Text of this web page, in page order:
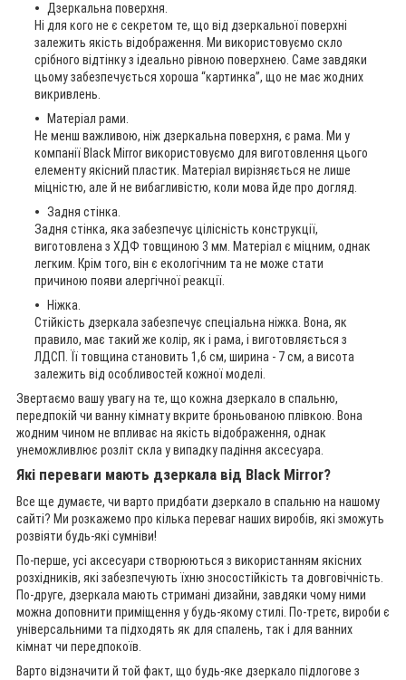
Дзеркальна поверхня.
Ні для кого не є секретом те, що від дзеркальної поверхні
залежить якість відображення. Ми використовуємо скло
срібного відтінку з ідеально рівною поверхнею. Саме завдяки
цьому забезпечується хороша “картинка”, що не має жодних
викривлень.
Матеріал рами.
Не менш важливою, ніж дзеркальна поверхня, є рама. Ми у
компанії Black Mirror використовуємо для виготовлення цього
елементу якісний пластик. Матеріал вирізняється не лише
міцністю, але й не вибагливістю, коли мова йде про догляд.
Задня стінка.
Задня стінка, яка забезпечує цілісність конструкції,
виготовлена з ХДФ товщиною 3 мм. Матеріал є міцним, однак
легким. Крім того, він є екологічним та не може стати
причиною появи алергічної реакції.
Ніжка.
Стійкість дзеркала забезпечує спеціальна ніжка. Вона, як
правило, має такий же колір, як і рама, і виготовляється з
ЛДСП. Її товщина становить 1,6 см, ширина - 7 см, а висота
залежить від особливостей кожної моделі.
Звертаємо вашу увагу на те, що кожна дзеркало в спальню,
передпокій чи ванну кімнату вкрите броньованою плівкою. Вона
жодним чином не впливає на якість відображення, однак
унеможливлює розліт скла у випадку падіння аксесуара.
Які переваги мають дзеркала від Black Mirror?
Все ще думаєте, чи варто придбати дзеркало в спальню на нашому
сайті? Ми розкажемо про кілька переваг наших виробів, які зможуть
розвіяти будь-які сумніви!
По-перше, усі аксесуари створюються з використанням якісних
розхідників, які забезпечують їхню зносостійкість та довговічність.
По-друге, дзеркала мають стримані дизайни, завдяки чому ними
можна доповнити приміщення у будь-якому стилі. По-третє, вироби є
універсальними та підходять як для спалень, так і для ванних
кімнат чи передпокоїв.
Варто відзначити й той факт, що будь-яке дзеркало підлогове з